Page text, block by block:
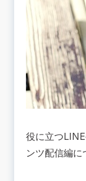
役に立つ
ンツ配信編に